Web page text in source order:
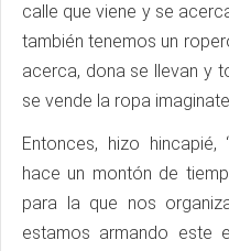
calle que viene y se
también tenemos un
acerca, dona se llevan y
se vende la ropa
Entonces, hizo hincapié,
hace un montón de
para la que nos
estamos armando este